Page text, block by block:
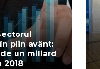
plin avânt:
un miliard
2018